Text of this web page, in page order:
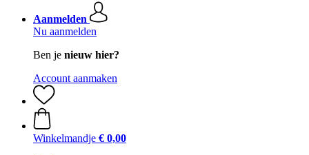
Aanmelden
Nu aanmelden
Ben je nieuw hier?
Account aanmaken
Winkelmandje € 0,00